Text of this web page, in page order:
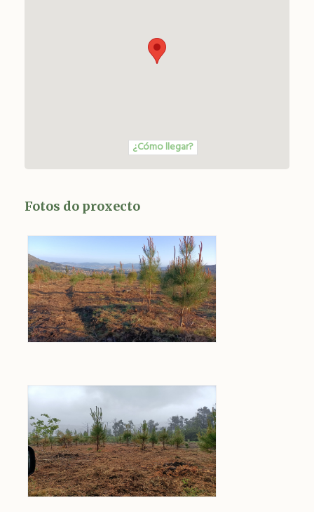
¿Cómo llegar?
Fotos do proxecto